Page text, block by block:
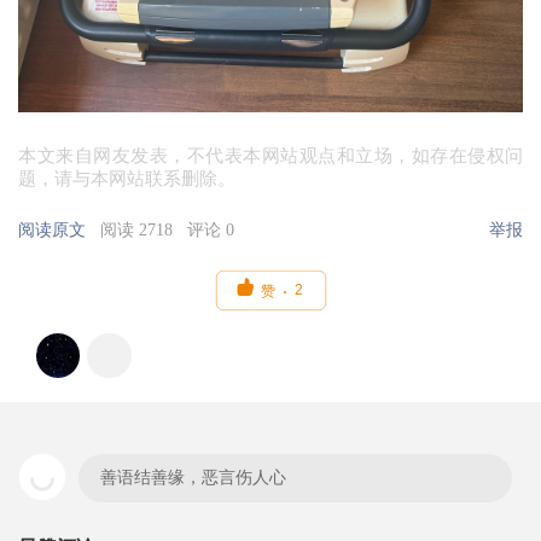
本文来自网友发表，不代表本网站观点和立场，如存在侵权问
题，请与本网站联系删除。
阅读原文 阅读 2718 评论 0 举报
 赞 2
善语结善缘，恶言伤人心